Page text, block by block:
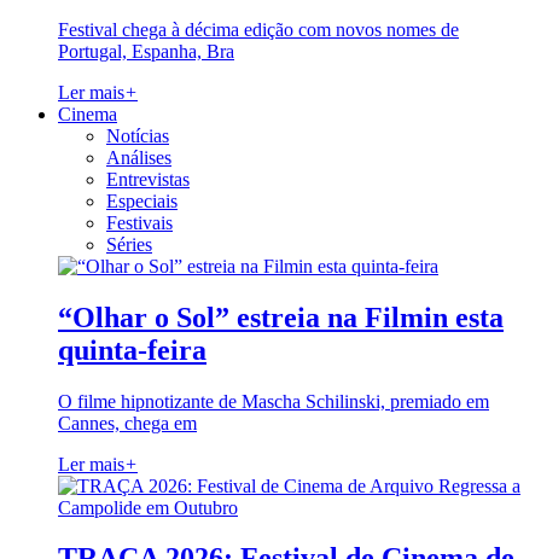
Festival chega à décima edição com novos nomes de
Portugal, Espanha, Bra
Ler mais+
Cinema
Notícias
Análises
Entrevistas
Especiais
Festivais
Séries
“Olhar o Sol” estreia na Filmin esta
quinta-feira
O filme hipnotizante de Mascha Schilinski, premiado em
Cannes, chega em
Ler mais+